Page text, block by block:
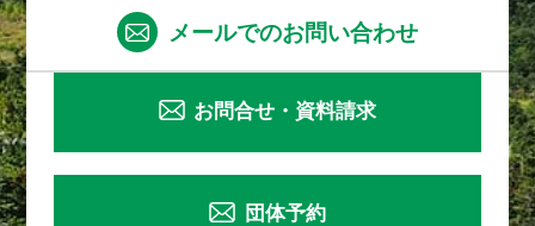
メールでのお問い合わせ
お問合せ・資料請求
団体予約